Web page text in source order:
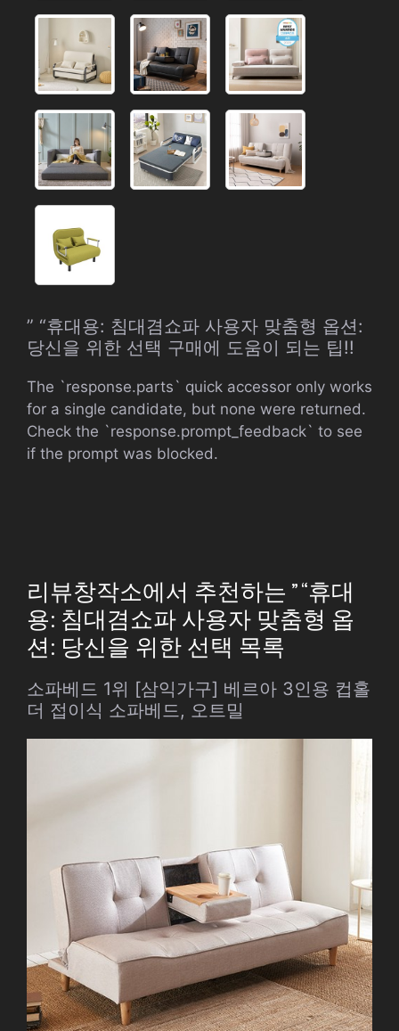
” “휴대용: 침대겸쇼파 사용자 맞춤형 옵션:
당신을 위한 선택 구매에 도움이 되는 팁!!
The `response.parts` quick accessor only works
for a single candidate, but none were returned.
Check the `response.prompt_feedback` to see
if the prompt was blocked.
리뷰창작소에서 추천하는 ” “휴대
용: 침대겸쇼파 사용자 맞춤형 옵
션: 당신을 위한 선택 목록
소파베드 1위 [삼익가구] 베르아 3인용 컵홀
더 접이식 소파베드, 오트밀